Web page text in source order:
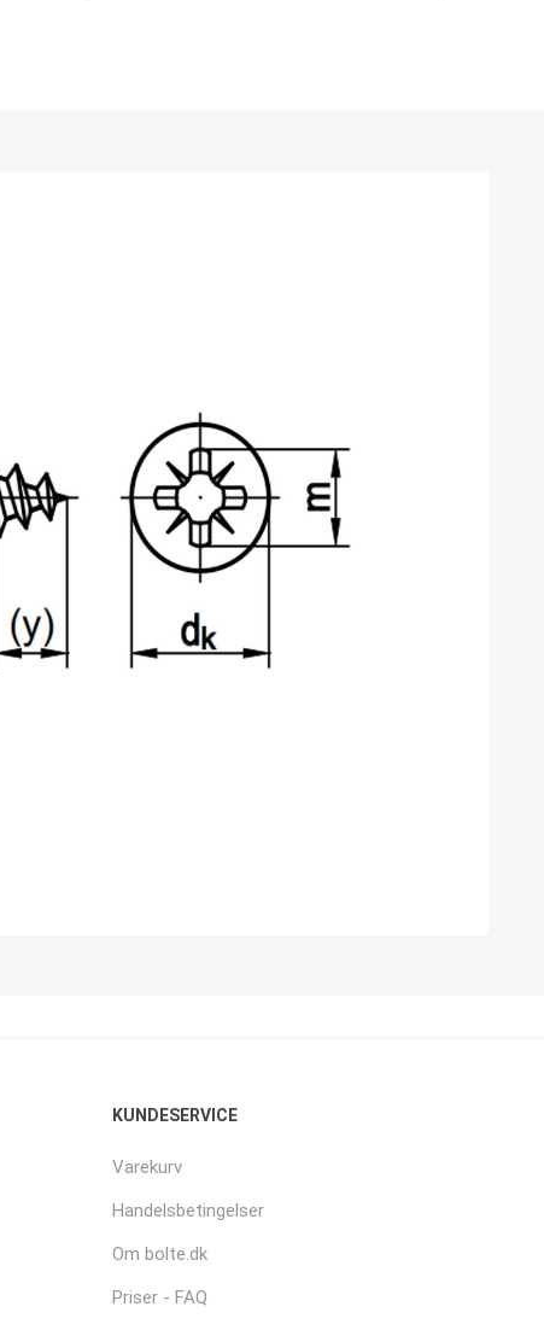
KUNDESERVICE
Varekurv
Handelsbetingelser
Om bolte.dk
Priser - FAQ